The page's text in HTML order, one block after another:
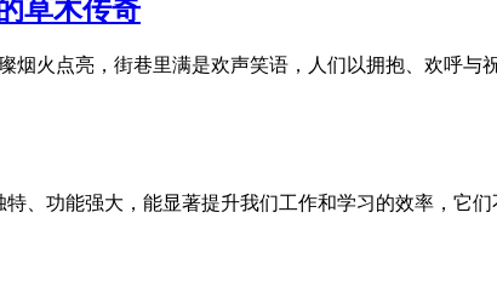
草木传奇
火点亮，街巷里满是欢声笑语，人们以拥抱、欢呼与
、功能强大，能显著提升我们工作和学习的效率，它